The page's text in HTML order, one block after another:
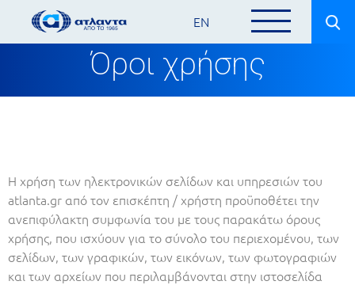
EN
Όροι χρήσης
Η χρήση των ηλεκτρονικών σελίδων και υπηρεσιών του
atlanta.gr από τον επισκέπτη / χρήστη προϋποθέτει την
ανεπιφύλακτη συμφωνία του με τους παρακάτω όρους
χρήσης, που ισχύουν για το σύνολο του περιεχομένου, των
σελίδων, των γραφικών, των εικόνων, των φωτογραφιών
και των αρχείων που περιλαμβάνονται στην ιστοσελίδα